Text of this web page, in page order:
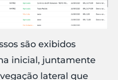
são exibidos
inicial, juntamente
lateral que